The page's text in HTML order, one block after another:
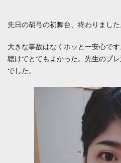
先日の胡弓の初舞台、終わりました
大きな事故はなくホッと一安心で
聴けてとてもよかった。先生のプ
でした。